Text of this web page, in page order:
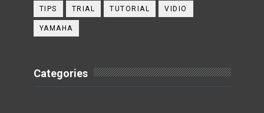
TIPS TRIAL TUTORIAL VIDIO
YAMAHA
Categories